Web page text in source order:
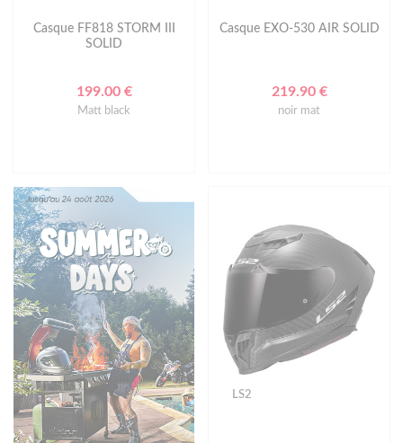
Casque FF818 STORM III
SOLID
199.00 €
Matt black
Casque EXO-530 AIR SOLID
219.90 €
noir mat
LS2